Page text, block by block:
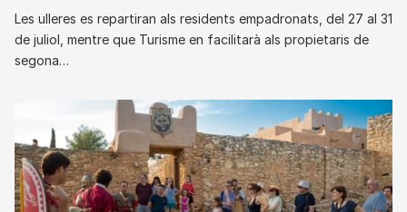
Les ulleres es repartiran als residents empadronats, del 27 al 31
de juliol, mentre que Turisme en facilitarà als propietaris de
segona…